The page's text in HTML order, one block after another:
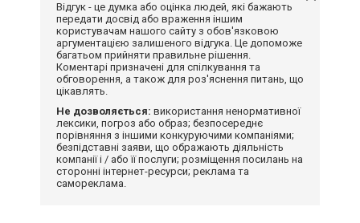
Відгук - це думка або оцінка людей, які бажають
передати досвід або враження іншим
користувачам нашого сайту з обов'язковою
аргументацією залишеного відгука. Це допоможе
багатьом прийняти правильне рішення.
Коментарі призначені для спілкування та
обговорення, а також для роз'яснення питань, що
цікавлять.
Не дозволяється: використання ненормативної
лексики, погроз або образ; безпосереднє
порівняння з іншими конкуруючими компаніями;
безпідставні заяви, що ображають діяльність
компанії і / або її послуги; розміщення посилань на
сторонні інтернет-ресурси; реклама та
самореклама.